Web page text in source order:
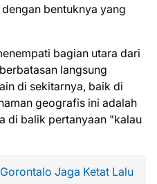
bentuknya yang
bagian utara dari
langsung
di sekitarnya, baik di
geografis ini adalah
di balik pertanyaan "kalau
Jaga Ketat Lalu